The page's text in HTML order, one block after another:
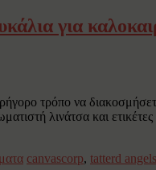
για
τρόπο να
λινάτσα και
canvascorp, tatterd angels